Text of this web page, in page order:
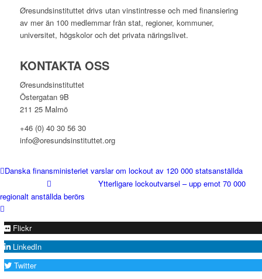
Øresundsinstituttet drivs utan vinst­intresse och med finansiering
av mer än 100 medlemmar från stat, regioner, kommuner,
universitet, högskolor och det privata näringslivet.
KONTAKTA OSS
Øresundsinstituttet
Östergatan 9B
211 25 Malmö
+46 (0) 40 30 56 30
info@oresundsinstituttet.org
Danska finansministeriet varslar om lockout av 120 000 statsanställda
Ytterligare lockoutvarsel – upp emot 70 000
regionalt anställda berörs
Flickr
LinkedIn
Twitter